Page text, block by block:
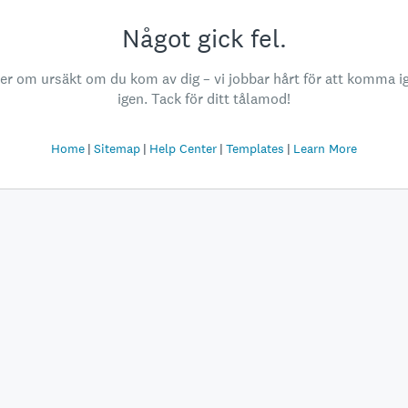
Något gick fel.
om ursäkt om du kom av dig – vi jobbar hårt för att komma
igen. Tack för ditt tålamod!
Home Sitemap Help Center Templates Learn More